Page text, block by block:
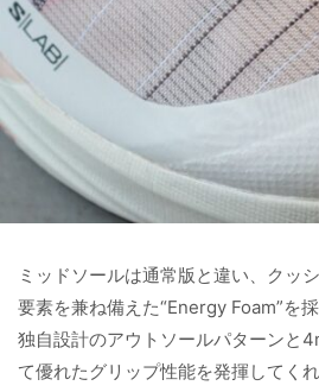
ミッドソールは通常版と違い、クッ
要素を兼ね備えた“Energy Foam”を採
独自設計のアウトソールパターンと
て優れたグリップ性能を発揮してくれ